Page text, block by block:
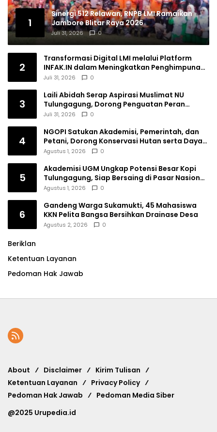
1
Sinergi 512 Relawan, RNPB LMI Ramaikan
Jambore Blitar Raya 2026
Juli 31, 2026 0
2
Transformasi Digital LMI melalui Platform
INFAK.IN dalam Meningkatkan Penghimpunan
Dana Filantropi Islam
Juli 31, 2026 0
3
Laili Abidah Serap Aspirasi Muslimat NU
Tulungagung, Dorong Penguatan Peran
Perempuan
Juli 31, 2026 0
4
NGOPI Satukan Akademisi, Pemerintah, dan
Petani, Dorong Konservasi Hutan serta Daya
Saing Kopi Tulungagung
Agustus 1, 2026 0
5
Akademisi UGM Ungkap Potensi Besar Kopi
Tulungagung, Siap Bersaing di Pasar Nasional
hingga Dunia
Agustus 1, 2026 0
6
Gandeng Warga Sukamukti, 45 Mahasiswa
KKN Pelita Bangsa Bersihkan Drainase Desa
Agustus 2, 2026 0
Beriklan
Ketentuan Layanan
Pedoman Hak Jawab
About Disclaimer
Kirim Tulisan
Ketentuan Layanan
Privacy Policy
Pedoman Hak Jawab
Pedoman Media Siber
@2025 Urupedia.id